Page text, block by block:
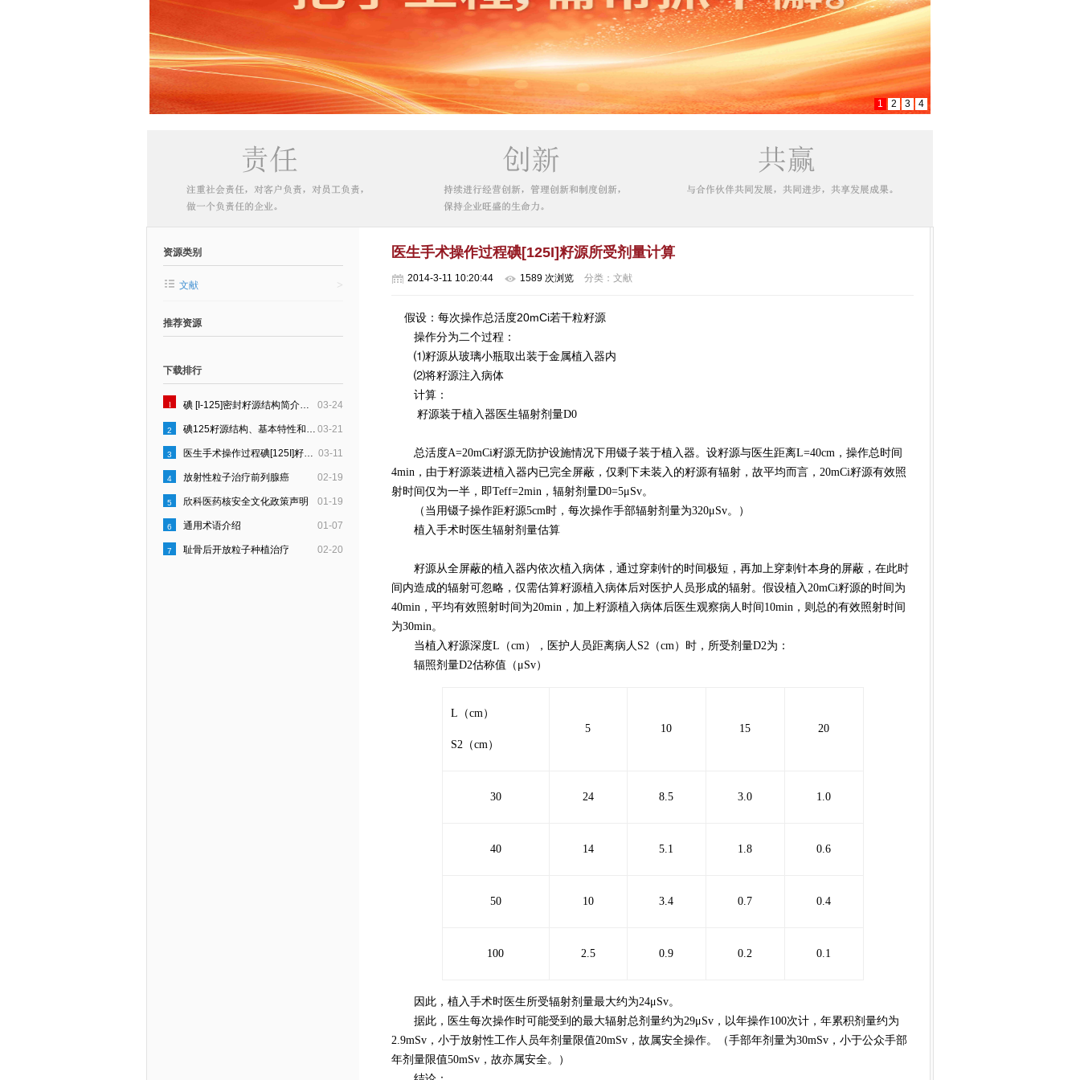
1 2 3 4
资源类别
>
文献
推荐资源
下载排行
03-24
1 碘 [I-125]密封籽源结构简介和质量控制要点
03-21
2 碘125籽源结构、基本特性和规格
03-11
3 医生手术操作过程碘[125I]籽源所受剂量计算
02-19
4 放射性粒子治疗前列腺癌
01-19
5 欣科医药核安全文化政策声明
01-07
6 通用术语介绍
02-20
7 耻骨后开放粒子种植治疗
医生手术操作过程碘[125I]籽源所受剂量计算
2014-3-11 10:20:44 1589 次浏览 分类：文献
假设：每次操作总活度20mCi若干粒籽源
操作分为二个过程：
⑴籽源从玻璃小瓶取出装于金属植入器内
⑵将籽源注入病体
计算：
籽源装于植入器医生辐射剂量D0
总活度A=20mCi籽源无防护设施情况下用镊子装于植入器。设籽源与医生距离L=40cm，操作总时间
4min，由于籽源装进植入器内已完全屏蔽，仅剩下未装入的籽源有辐射，故平均而言，20mCi籽源有效照
射时间仅为一半，即Teff=2min，辐射剂量D0=5μSv。
（当用镊子操作距籽源5cm时，每次操作手部辐射剂量为320μSv。）
植入手术时医生辐射剂量估算
籽源从全屏蔽的植入器内依次植入病体，通过穿刺针的时间极短，再加上穿刺针本身的屏蔽，在此时
间内造成的辐射可忽略，仅需估算籽源植入病体后对医护人员形成的辐射。假设植入20mCi籽源的时间为
40min，平均有效照射时间为20min，加上籽源植入病体后医生观察病人时间10min，则总的有效照射时间
为30min。
当植入籽源深度L（cm），医护人员距离病人S2（cm）时，所受剂量D2为：
辐照剂量D2估称值（μSv）
L（cm）
S2（cm）
5 10 15 20
30 24 8.5 3.0 1.0
40 14 5.1 1.8 0.6
50 10 3.4 0.7 0.4
100 2.5 0.9 0.2 0.1
因此，植入手术时医生所受辐射剂量最大约为24μSv。
据此，医生每次操作时可能受到的最大辐射总剂量约为29μSv，以年操作100次计，年累积剂量约为
2.9mSv，小于放射性工作人员年剂量限值20mSv，故属安全操作。（手部年剂量为30mSv，小于公众手部
年剂量限值50mSv，故亦属安全。）